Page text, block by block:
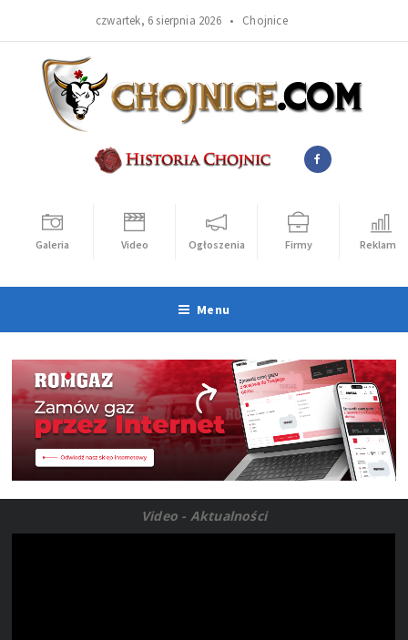
czwartek, 6 sierpnia 2026 • Chojnice
Galeria Video Ogłoszenia Firmy Reklama
Menu
Video - Aktualności